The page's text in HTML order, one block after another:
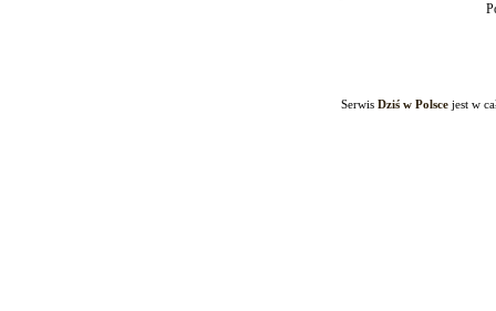
Serwis Dziś w Polscejest w